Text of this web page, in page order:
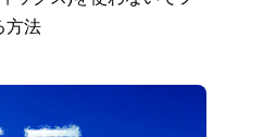
方法